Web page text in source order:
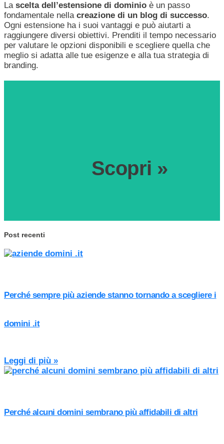
La scelta dell’estensione di dominio è un passo
fondamentale nella creazione di un blog di successo.
Ogni estensione ha i suoi vantaggi e può aiutarti a
raggiungere diversi obiettivi. Prenditi il tempo necessario
per valutare le opzioni disponibili e scegliere quella che
meglio si adatta alle tue esigenze e alla tua strategia di
branding.
Scopri »
Post recenti
Perché sempre più aziende stanno tornando a scegliere i
domini .it
Leggi di più »
Perché alcuni domini sembrano più affidabili di altri